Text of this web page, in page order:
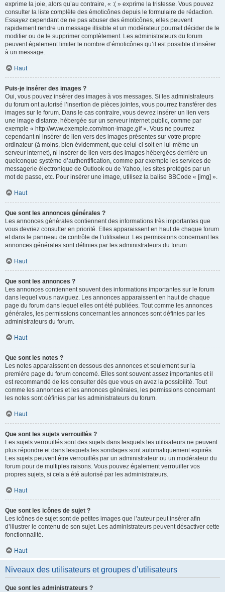
exprime la joie, alors qu’au contraire, « :( » exprime la tristesse. Vous pouvez
consulter la liste complète des émoticônes depuis le formulaire de rédaction.
Essayez cependant de ne pas abuser des émoticônes, elles peuvent
rapidement rendre un message illisible et un modérateur pourrait décider de le
modifier ou de le supprimer complètement. Les administrateurs du forum
peuvent également limiter le nombre d’émoticônes qu’il est possible d’insérer
à un message.
Haut
Puis-je insérer des images ?
Oui, vous pouvez insérer des images à vos messages. Si les administrateurs
du forum ont autorisé l’insertion de pièces jointes, vous pourrez transférer des
images sur le forum. Dans le cas contraire, vous devrez insérer un lien vers
une image distante, hébergée sur un serveur internet public, comme par
exemple « http://www.exemple.com/mon-image.gif ». Vous ne pourrez
cependant ni insérer de lien vers des images présentes sur votre propre
ordinateur (à moins, bien évidemment, que celui-ci soit en lui-même un
serveur internet), ni insérer de lien vers des images hébergées derrière un
quelconque système d’authentification, comme par exemple les services de
messagerie électronique de Outlook ou de Yahoo, les sites protégés par un
mot de passe, etc. Pour insérer une image, utilisez la balise BBCode « [img] ».
Haut
Que sont les annonces générales ?
Les annonces générales contiennent des informations très importantes que
vous devriez consulter en priorité. Elles apparaissent en haut de chaque forum
et dans le panneau de contrôle de l’utilisateur. Les permissions concernant les
annonces générales sont définies par les administrateurs du forum.
Haut
Que sont les annonces ?
Les annonces contiennent souvent des informations importantes sur le forum
dans lequel vous naviguez. Les annonces apparaissent en haut de chaque
page du forum dans lequel elles ont été publiées. Tout comme les annonces
générales, les permissions concernant les annonces sont définies par les
administrateurs du forum.
Haut
Que sont les notes ?
Les notes apparaissent en dessous des annonces et seulement sur la
première page du forum concerné. Elles sont souvent assez importantes et il
est recommandé de les consulter dès que vous en avez la possibilité. Tout
comme les annonces et les annonces générales, les permissions concernant
les notes sont définies par les administrateurs du forum.
Haut
Que sont les sujets verrouillés ?
Les sujets verrouillés sont des sujets dans lesquels les utilisateurs ne peuvent
plus répondre et dans lesquels les sondages sont automatiquement expirés.
Les sujets peuvent être verrouillés par un administrateur ou un modérateur du
forum pour de multiples raisons. Vous pouvez également verrouiller vos
propres sujets, si cela a été autorisé par les administrateurs.
Haut
Que sont les icônes de sujet ?
Les icônes de sujet sont de petites images que l’auteur peut insérer afin
d’illustrer le contenu de son sujet. Les administrateurs peuvent désactiver cette
fonctionnalité.
Haut
Niveaux des utilisateurs et groupes d’utilisateurs
Que sont les administrateurs ?